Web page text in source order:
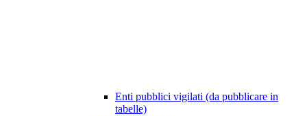
Enti pubblici vigilati (da pubblicare in
tabelle)